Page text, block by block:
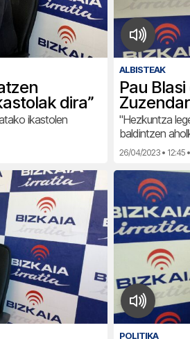
dira”
ikastolen
ALBISTEAK
Pau
"Hezkuntza
baldintzen
26/04/2023 • 12:45 •
POLITIKA